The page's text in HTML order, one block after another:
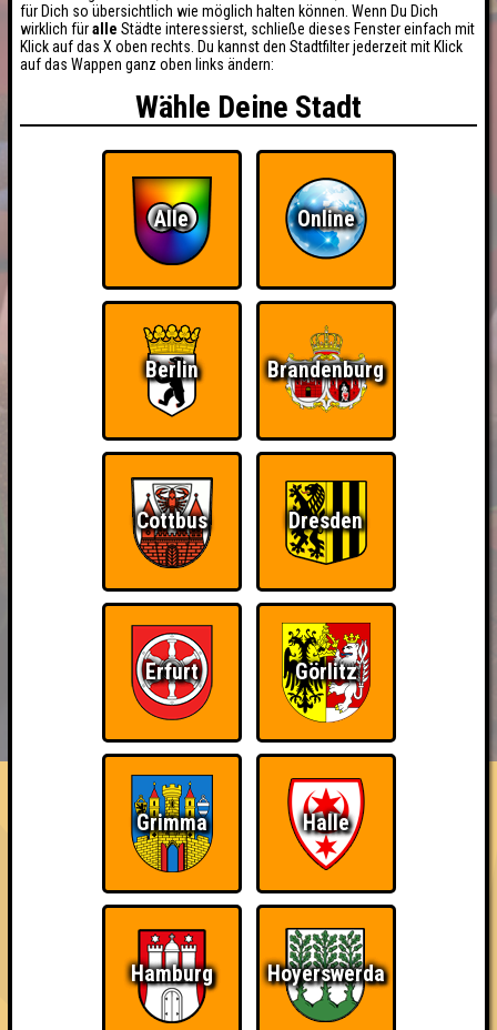
HIGHSCORE RESERVIERUNG
FAQ ÜBER UNS
Knapp daneben!
Belege den 2. Platz
~ Noch nicht erreicht ~
für Dich so übersichtlich wie möglich halten können. Wenn Du Dich
wirklich füralle Städte interessierst, schließe dieses Fenster einfach mit
Klick auf das X oben rechts. Du kannst den Stadtfilter jederzeit mit Klick
auf das Wappen ganz oben links ändern:
Wähle Deine Stadt
Alle Online
Berlin Brandenburg
Cottbus Dresden
Erfurt Görlitz
Grimma Halle
Hamburg Hoyerswerda